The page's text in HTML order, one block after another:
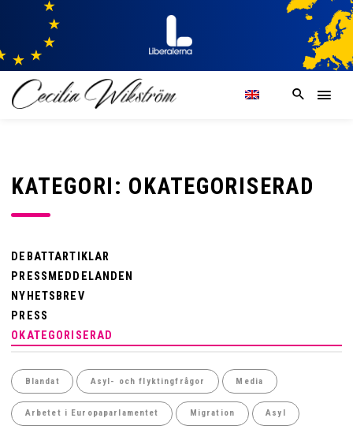
KATEGORI: OKATEGORISERAD
DEBATTARTIKLAR
PRESSMEDDELANDEN
NYHETSBREV
PRESS
OKATEGORISERAD
Blandat Asyl- och flyktingfrågor Media
Arbetet i Europaparlamentet Migration Asyl